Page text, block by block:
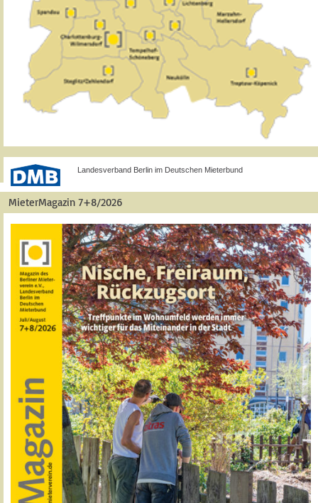
Landesverband Berlin im Deutschen Mieterbund
MieterMagazin 7+8/2026